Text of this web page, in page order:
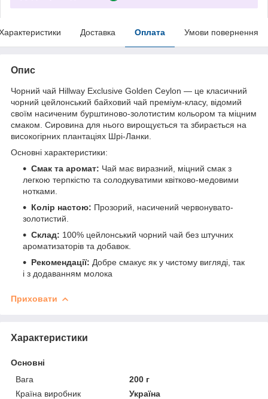
Доставка Оплата Умови повернення
Опис
Чорний чай Hillway Exclusive Golden Ceylon — це класичний
чорний цейлонський байховий чай преміум-класу, відомий
своїм насиченим бурштиново-золотистим кольором та міцним
смаком. Сировина для нього вирощується та збирається на
високогірних плантаціях Шрі-Ланки.
Основні характеристики:
Смак та аромат: Чай має виразний, міцний смак з
легкою терпкістю та солодкуватими квітково-медовими
нотками.
Колір настою: Прозорий, насичений червонувато-
золотистий.
Склад: 100% цейлонський чорний чай без штучних
ароматизаторів та добавок.
Рекомендації: Добре смакує як у чистому вигляді, так
і з додаванням молока
Приховати
Характеристики
Основні
Вага
200 г
Країна виробник
Україна